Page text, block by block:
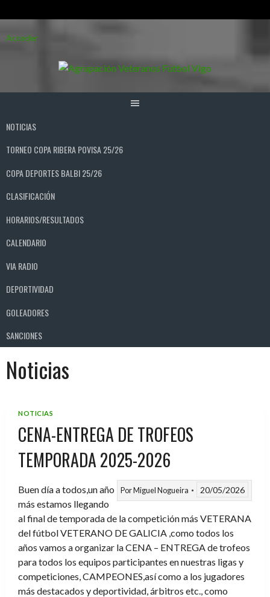
alAcceder
NOTICIAS
TORNEO COPA RIBERA POVISA 25/26
COPA DEPORTES BALBI 25/26
CLASIFICACIÓN
HORARIOS/RESULTADOS
CALENDARIO
VIA RADIO
DEPORTIVIDAD
GOLEADORES
SANCIONES
Noticias
NOTICIAS
CENA-ENTREGA DE TROFEOS
TEMPORADA 2025-2026
PorMiguel Nogueira 20/05/2026
Buen día a todos,un año
más estamos llegando
al final de temporada de la competición más VETERANA
del fútbol VETERANO DE GALICIA ,como todos los
años vamos a organizar la CENA – ENTREGA de trofeos
para todos los equipos participantes en nuestras ligas y
competiciones, CAMPEONES,así como a los jugadores
más destacados y deportividad, árbitros etc., como